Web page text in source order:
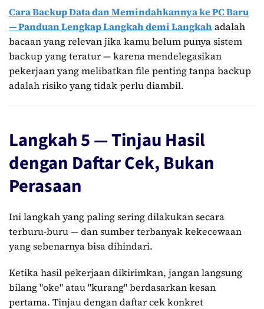
Cara Backup Data dan Memindahkannya ke PC Baru
— Panduan Lengkap Langkah demi Langkahadalah
bacaan yang relevan jika kamu belum punya sistem
backup yang teratur — karena mendelegasikan
pekerjaan yang melibatkan file penting tanpa backup
adalah risiko yang tidak perlu diambil.
Langkah 5 — Tinjau Hasil
dengan Daftar Cek, Bukan
Perasaan
Ini langkah yang paling sering dilakukan secara
terburu-buru — dan sumber terbanyak kekecewaan
yang sebenarnya bisa dihindari.
Ketika hasil pekerjaan dikirimkan, jangan langsung
bilang "oke" atau "kurang" berdasarkan kesan
pertama. Tinjau dengan daftar cek konkret